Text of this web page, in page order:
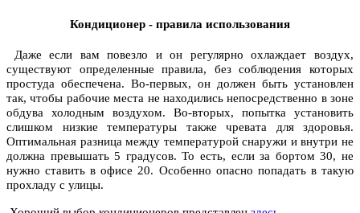
Кондиционер - правила использования
Даже если вам повезло и он регулярно охлаждает воздух,
существуют определенные правила, без соблюдения которых
простуда обеспечена. Во-первых, он должен быть установлен
так, чтобы рабочие места не находились непосредственно в зоне
обдува холодным воздухом. Во-вторых, попытка установить
слишком низкие температуры также чревата для здоровья.
Оптимальная разница между температурой снаружи и внутри не
должна превышать 5 градусов. То есть, если за бортом 30, не
нужно ставить в офисе 20. Особенно опасно попадать в такую
прохладу с улицы.